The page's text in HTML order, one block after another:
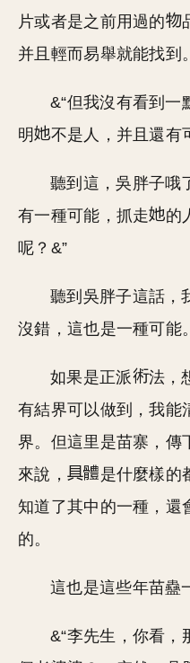
片或者是之前用過的
并且輕而易舉就能找到
&“但我沒有看到一
明
不是人，并且還有
聽到這，吳胖子哦
有一種可能，抓走
的
呢？&”
聽到吳胖子這話，
沒錯，這也是一種可能。
如果是正派
法，
有結界可以做到，我能
界。但這里是苗寨，傳
來說，
是什麼樣的
知道了其中的一種，還
的。
這也是這些年苗蠱
&“李先生，你看，